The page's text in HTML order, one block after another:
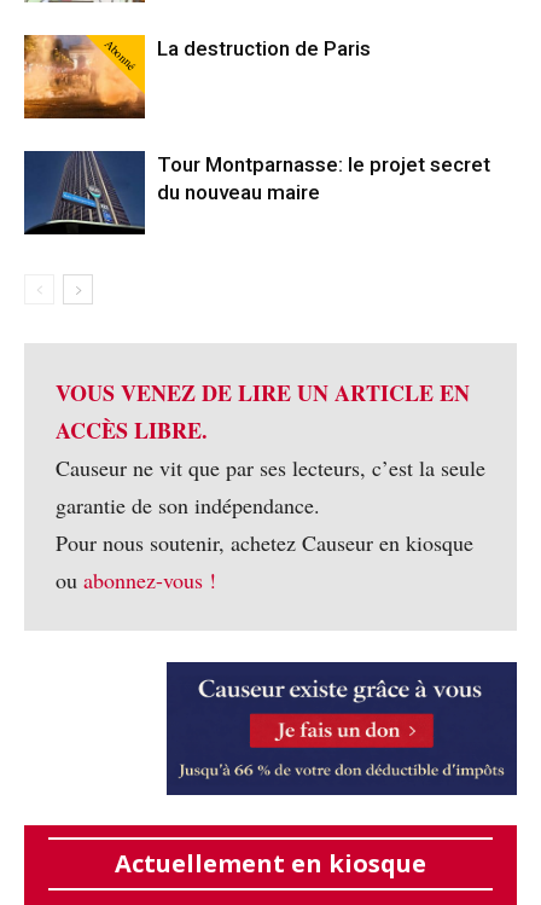
Abonné La destruction de Paris
Tour Montparnasse: le projet secret
du nouveau maire
VOUS VENEZ DE LIRE UN ARTICLE EN
ACCÈS LIBRE.
Causeur ne vit que par ses lecteurs, c’est la seule
garantie de son indépendance.
Pour nous soutenir, achetez Causeur en kiosque
ou abonnez-vous !
Actuellement en kiosque